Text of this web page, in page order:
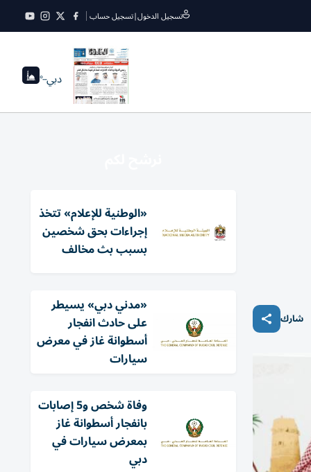
تسجيل الدخول|تسجيل حساب
دبي--°
شارك
«الوطنية للإعلام» تتخذ
إجراءات بحق شخصين
بسبب بث مخالف
«مدني دبي» يسيطر
على حادث انفجار
أسطوانة غاز في معرض
سيارات
وفاة شخص و5 إصابات
بانفجار أسطوانة غاز
بمعرض سيارات في
دبي